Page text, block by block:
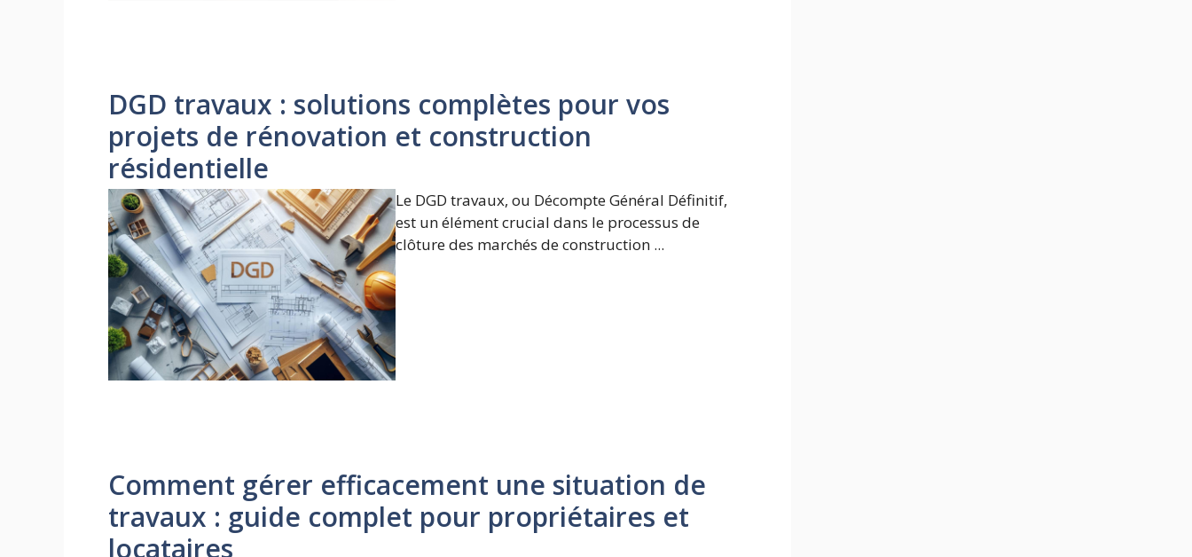
DGD travaux : solutions complètes pour vos
projets de rénovation et construction
résidentielle
Le DGD travaux, ou Décompte Général Définitif,
est un élément crucial dans le processus de
clôture des marchés de construction ...
Comment gérer efficacement une situation de
travaux : guide complet pour propriétaires et
locataires